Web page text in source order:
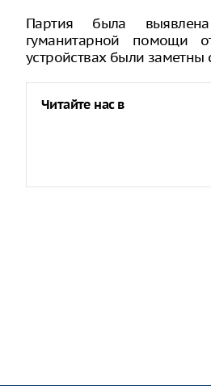
Партия была
гуманитарной помощи
устройствах были заметны
Читайте нас в